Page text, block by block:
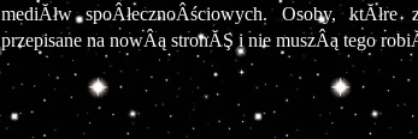
mediĂłw spoÂłecznoÂściowych. Osoby,
przepisane na nowÂą stronĂŞ i nie muszÂą tego